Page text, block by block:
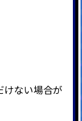
ない場合が